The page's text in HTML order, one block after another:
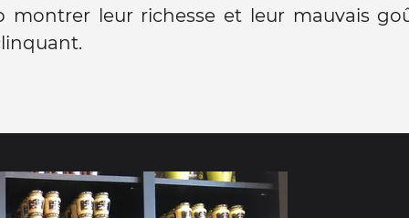
montrer leur richesse et leur mauvais